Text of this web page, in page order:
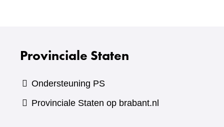
Provinciale Staten
Ondersteuning PS
Provinciale Staten op brabant.nl